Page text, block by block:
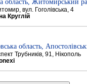
область, Житомирський
вул. Гоголівська, 4
Круглій
область,
Трубників, 91, Нікополь